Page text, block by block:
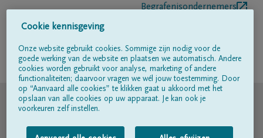
Begrafenisondernemers
Volg ons op
© DELA
Gebruiksvoorwaarden
Cookie kennisgeving
Onze website gebruikt cookies. Sommige zijn nodig voor de
goede werking van de website en plaatsen we automatisch. Andere
cookies worden gebruikt voor analyse, marketing of andere
functionaliteiten; daarvoor vragen we wél jouw toestemming. Door
op “Aanvaard alle cookies” te klikken gaat u akkoord met het
opslaan van alle cookies op uw apparaat. Je kan ook je
voorkeuren zelf instellen.